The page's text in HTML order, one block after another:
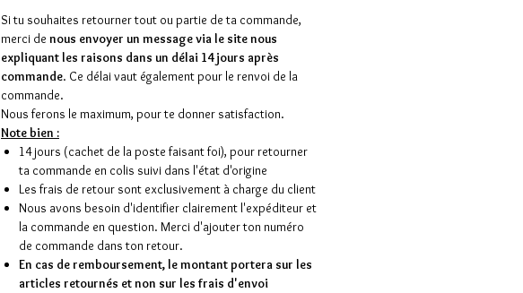
Si tu souhaites retourner tout ou partie de ta commande,
merci de nous envoyer un message via le site nous
expliquant les raisons dans un délai 14 jours après
commande. Ce délai vaut également pour le renvoi de la
commande.
Nous ferons le maximum, pour te donner satisfaction.
Note bien :
14 jours (cachet de la poste faisant foi), pour retourner
ta commande en colis suivi dans l'état d'origine
Les frais de retour sont exclusivement à charge du client
Nous avons besoin d'identifier clairement l'expéditeur et
la commande en question. Merci d'ajouter ton numéro
de commande dans ton retour.
En cas de remboursement, le montant portera sur les
articles retournés et non sur les frais d'envoi